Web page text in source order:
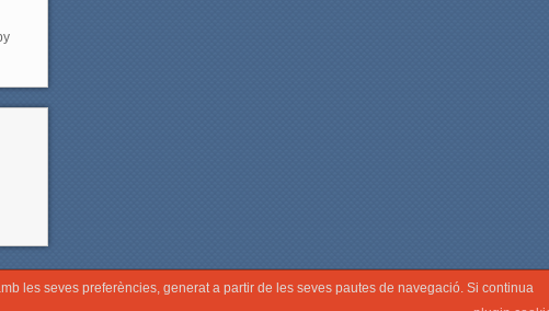
les seves preferències, generat a partir de les seves pautes de navegació. Si continua